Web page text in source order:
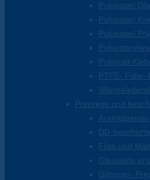
Polyester/
Polyester/
Polyester/
Polyimid-
PTFE- Folie-
Prepregs und
DD-
Filze und
Glasseide
Glimmer-